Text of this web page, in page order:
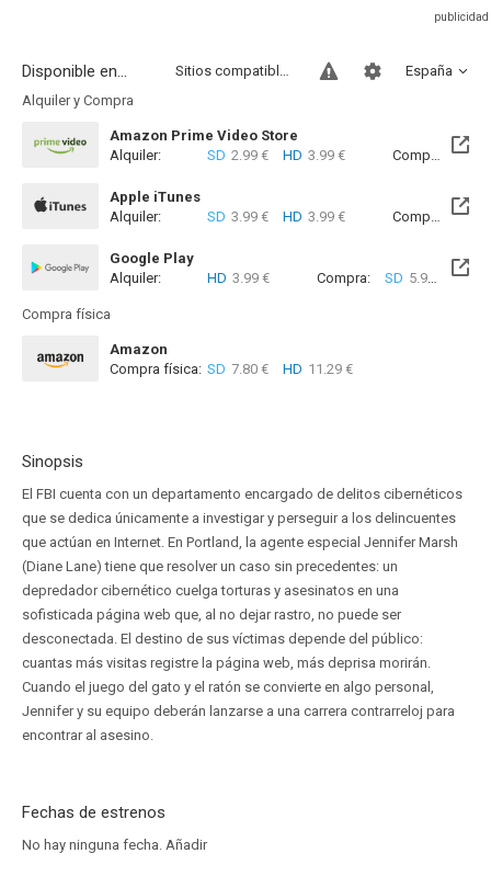
Disponible en... España
Sitios compatibles
Alquiler y Compra
Amazon Prime Video Store
Alquiler:
SD 2.99 € HD 3.99 € Compra: SD
Apple iTunes
Alquiler:
SD 3.99 € HD 3.99 € Compra: SD
Google Play
Alquiler:
HD 3.99 € Compra: SD 5.99 € HD
Compra física
Amazon
Compra física: SD 7.80 € HD 11.29 €
Sinopsis
El FBI cuenta con un departamento encargado de delitos cibernéticos
que se dedica únicamente a investigar y perseguir a los delincuentes
que actúan en Internet. En Portland, la agente especial Jennifer Marsh
(Diane Lane) tiene que resolver un caso sin precedentes: un
depredador cibernético cuelga torturas y asesinatos en una
sofisticada página web que, al no dejar rastro, no puede ser
desconectada. El destino de sus víctimas depende del público:
cuantas más visitas registre la página web, más deprisa morirán.
Cuando el juego del gato y el ratón se convierte en algo personal,
Jennifer y su equipo deberán lanzarse a una carrera contrarreloj para
encontrar al asesino.
Fechas de estrenos
No hay ninguna fecha. Añadir